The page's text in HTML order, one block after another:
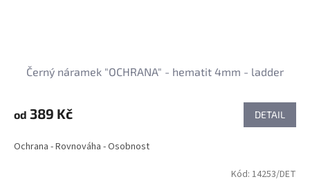
Černý náramek "OCHRANA" - hematit 4mm - ladder
od 389 Kč DETAIL
Ochrana - Rovnováha - Osobnost
Kód: 14253/DET